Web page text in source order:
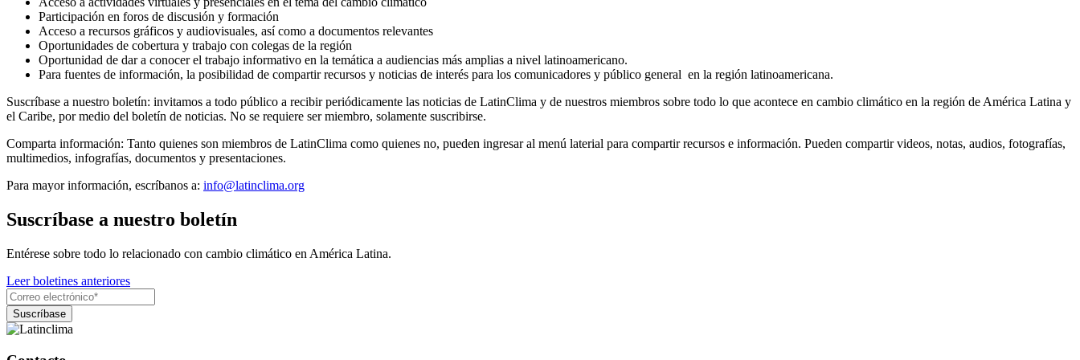
Participación en foros de discusión y formación
Acceso a recursos gráficos y audiovisuales, así como a documentos relevantes
Oportunidades de cobertura y trabajo con colegas de la región
Oportunidad de dar a conocer el trabajo informativo en la temática a audiencias más amplias a nivel latinoamericano.
Para fuentes de información, la posibilidad de compartir recursos y noticias de interés para los comunicadores y público general en la región latinoamericana.
Suscríbase a nuestro boletín: invitamos a todo público a recibir periódicamente las noticias de LatinClima y de nuestros miembros sobre todo lo que acontece en cambio climático en la región de América Latina y
el Caribe, por medio del boletín de noticias. No se requiere ser miembro, solamente suscribirse.
Comparta información: Tanto quienes son miembros de LatinClima como quienes no, pueden ingresar al menú laterial para compartir recursos e información. Pueden compartir videos, notas, audios, fotografías,
multimedios, infografías, documentos y presentaciones.
Para mayor información, escríbanos a: info@latinclima.org
Suscríbase a nuestro boletín
Entérese sobre todo lo relacionado con cambio climático en América Latina.
Leer boletines anteriores